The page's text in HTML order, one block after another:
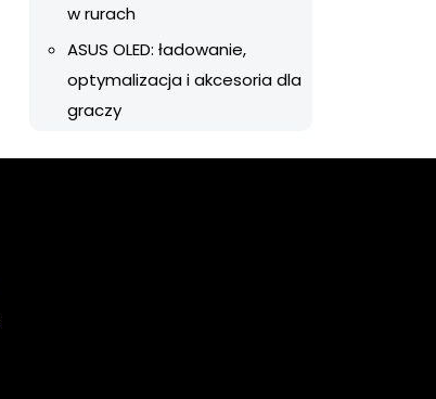
w rurach
ASUS OLED: ładowanie,
optymalizacja i akcesoria dla
graczy